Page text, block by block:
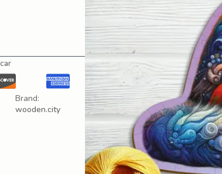
Brand:
wooden.city